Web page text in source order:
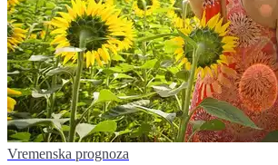
Vremenska prognoza